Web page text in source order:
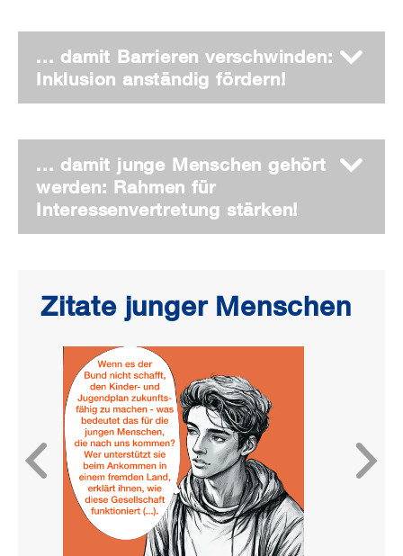
... damit Barrieren verschwinden:
Inklusion anständig fördern!
... damit junge Menschen gehört
werden: Rahmen für
Interessenvertretung stärken!
Zitate junger Menschen
«